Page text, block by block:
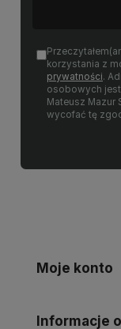
korzystania z
prywatności.
osobowych jest
Mateusz Mazur
wycofać tę
Moje konto
Informacje